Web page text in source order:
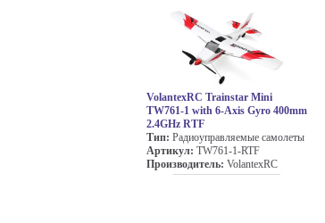
VolantexRC Trainstar Mini
TW761-1 with 6-Axis Gyro 400mm
2.4GHz RTF
Тип: Радиоуправляемые самолеты
Артикул: TW761-1-RTF
Производитель: VolantexRC